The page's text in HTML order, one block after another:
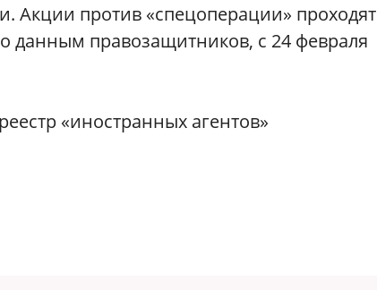
против «спецоперации» проходят
данным правозащитников, с 24 февраля
«иностранных агентов»